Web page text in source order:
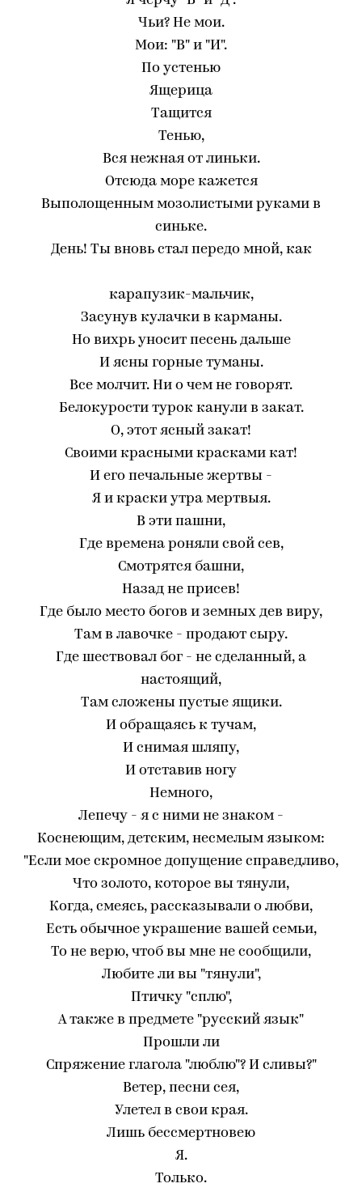
Чьи? Не мои.
Мои: "В" и "И".
По устенью
Ящерица
Тащится
Тенью,
Вся нежная от линьки.
Отсюда море кажется
Выполощенным мозолистыми руками в
синьке.
День! Ты вновь стал передо мной, как
карапузик-мальчик,
Засунув кулачки в карманы.
Но вихрь уносит песень дальше
И ясны горные туманы.
Все молчит. Ни о чем не говорят.
Белокурости турок канули в закат.
О, этот ясный закат!
Своими красными красками кат!
И его печальные жертвы -
Я и краски утра мертвыя.
В эти пашни,
Где времена роняли свой сев,
Смотрятся башни,
Назад не присев!
Где было место богов и земных дев виру,
Там в лавочке - продают сыру.
Где шествовал бог - не сделанный, а
настоящий,
Там сложены пустые ящики.
И обращаясь к тучам,
И снимая шляпу,
И отставив ногу
Немного,
Лепечу - я с ними не знаком -
Коснеющим, детским, несмелым языком:
"Если мое скромное допущение справедливо,
Что золото, которое вы тянули,
Когда, смеясь, рассказывали о любви,
Есть обычное украшение вашей семьи,
То не верю, чтоб вы мне не сообщили,
Любите ли вы "тянули",
Птичку "сплю",
А также в предмете "русский язык"
Прошли ли
Спряжение глагола "люблю"? И сливы?"
Ветер, песни сея,
Улетел в свои края.
Лишь бессмертновею
Я.
Только.